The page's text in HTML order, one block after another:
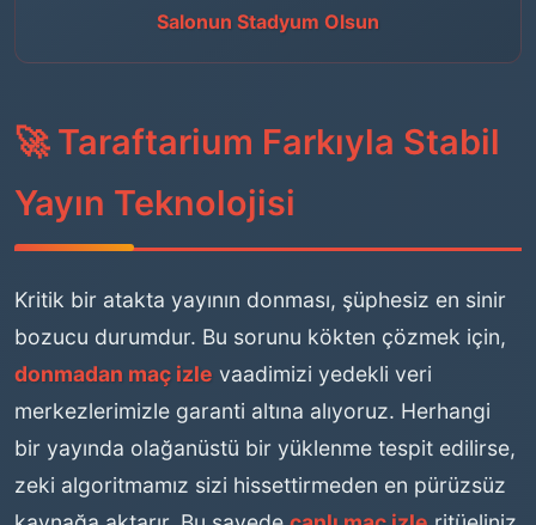
Salonun Stadyum Olsun
🚀 Taraftarium Farkıyla Stabil
Yayın Teknolojisi
Kritik bir atakta yayının donması, şüphesiz en sinir
bozucu durumdur. Bu sorunu kökten çözmek için,
donmadan maç izle vaadimizi yedekli veri
merkezlerimizle garanti altına alıyoruz. Herhangi
bir yayında olağanüstü bir yüklenme tespit edilirse,
zeki algoritmamız sizi hissettirmeden en pürüzsüz